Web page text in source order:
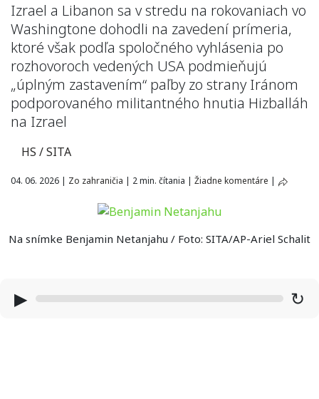
Izrael a Libanon sa v stredu na rokovaniach vo
Washingtone dohodli na zavedení prímeria,
ktoré však podľa spoločného vyhlásenia po
rozhovoroch vedených USA podmieňujú
„úplným zastavením“ paľby zo strany Iránom
podporovaného militantného hnutia Hizballáh
na Izrael
HS / SITA
04. 06. 2026 | Zo zahraničia | 2 min. čítania | Žiadne komentáre |
Na snímke Benjamin Netanjahu / Foto: SITA/AP-Ariel Schalit
▶ ↻